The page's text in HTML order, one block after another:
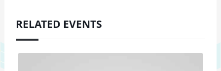
RELATED EVENTS